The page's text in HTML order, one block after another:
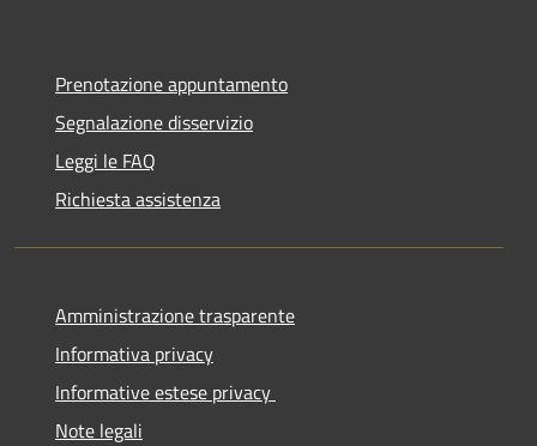
Prenotazione appuntamento
Segnalazione disservizio
Leggi le FAQ
Richiesta assistenza
Amministrazione trasparente
Informativa privacy
Informative estese privacy
Note legali